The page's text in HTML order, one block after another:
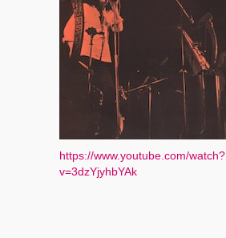
https://www.youtube.com/watch?
v=3dzYjyhbYAk